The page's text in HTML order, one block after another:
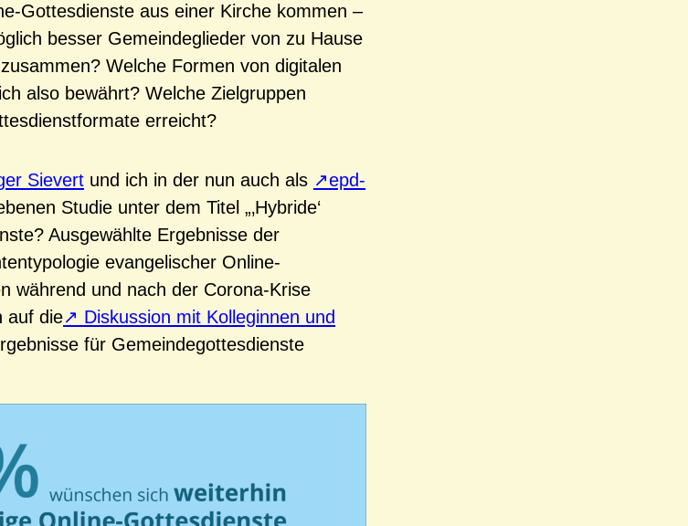
Gottesdienste aus einer Kirche kommen –
besser Gemeindeglieder von zu Hause
Welche Formen von digitalen
also bewährt? Welche Zielgruppen
erreicht?
Sievert und ich in der nun auch als
epd-
Studie unter dem Titel „‚Hybride‘
Ausgewählte Ergebnisse der
evangelischer Online-
während und nach der Corona-Krise
auf die
Diskussion mit Kolleginnen und
für Gemeindegottesdienste